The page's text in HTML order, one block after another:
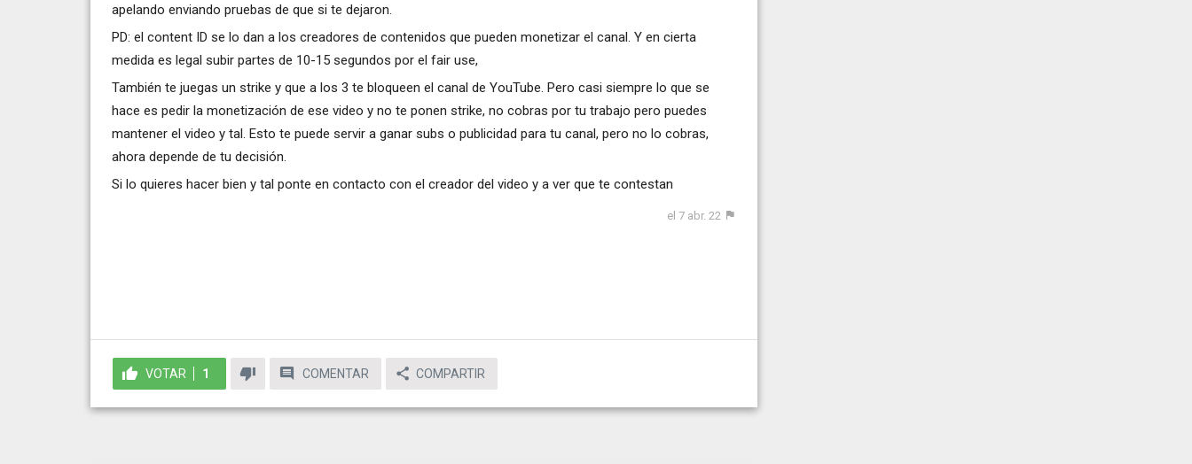
apelando enviando pruebas de que si te dejaron.
PD: el content ID se lo dan a los creadores de contenidos que pueden monetizar el canal. Y en cierta
medida es legal subir partes de 10-15 segundos por el fair use,
También te juegas un strike y que a los 3 te bloqueen el canal de YouTube. Pero casi siempre lo que se
hace es pedir la monetización de ese video y no te ponen strike, no cobras por tu trabajo pero puedes
mantener el video y tal. Esto te puede servir a ganar subs o publicidad para tu canal, pero no lo cobras,
ahora depende de tu decisión.
Si lo quieres hacer bien y tal ponte en contacto con el creador del video y a ver que te contestan
el 7 abr. 22
VOTAR 1 COMENTAR COMPARTIR